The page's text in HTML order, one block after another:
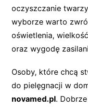
oczyszczanie
wyborze warto
oświetlenia,
oraz wygodę
Osoby, które chcą
do pielęgnacji w
novamed.pl.